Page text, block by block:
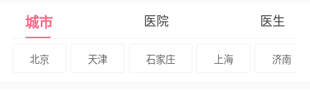
城市 医院 医生
北京 天津 石家庄 上海 济南